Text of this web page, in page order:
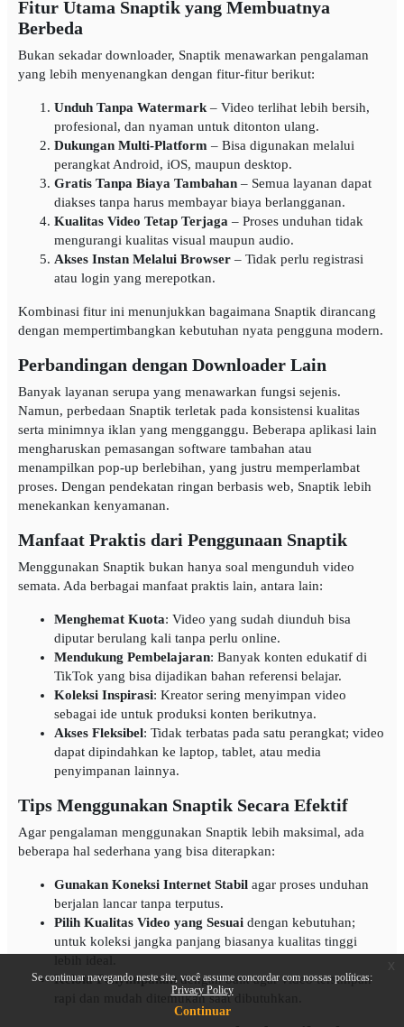
Se continuar navegando neste site, você assume concordar com nossas políticas:
Privacy Policy
Continuar
Fitur Utama Snaptik yang Membuatnya
Berbeda
Bukan sekadar downloader, Snaptik menawarkan pengalaman
yang lebih menyenangkan dengan fitur-fitur berikut:
Unduh Tanpa Watermark – Video terlihat lebih bersih,
profesional, dan nyaman untuk ditonton ulang.
Dukungan Multi-Platform – Bisa digunakan melalui
perangkat Android, iOS, maupun desktop.
Gratis Tanpa Biaya Tambahan – Semua layanan dapat
diakses tanpa harus membayar biaya berlangganan.
Kualitas Video Tetap Terjaga – Proses unduhan tidak
mengurangi kualitas visual maupun audio.
Akses Instan Melalui Browser – Tidak perlu registrasi
atau login yang merepotkan.
Kombinasi fitur ini menunjukkan bagaimana Snaptik dirancang
dengan mempertimbangkan kebutuhan nyata pengguna modern.
Perbandingan dengan Downloader Lain
Banyak layanan serupa yang menawarkan fungsi sejenis.
Namun, perbedaan Snaptik terletak pada konsistensi kualitas
serta minimnya iklan yang mengganggu. Beberapa aplikasi lain
mengharuskan pemasangan software tambahan atau
menampilkan pop-up berlebihan, yang justru memperlambat
proses. Dengan pendekatan ringan berbasis web, Snaptik lebih
menekankan kenyamanan.
Manfaat Praktis dari Penggunaan Snaptik
Menggunakan Snaptik bukan hanya soal mengunduh video
semata. Ada berbagai manfaat praktis lain, antara lain:
Menghemat Kuota: Video yang sudah diunduh bisa
diputar berulang kali tanpa perlu online.
Mendukung Pembelajaran: Banyak konten edukatif di
TikTok yang bisa dijadikan bahan referensi belajar.
Koleksi Inspirasi: Kreator sering menyimpan video
sebagai ide untuk produksi konten berikutnya.
Akses Fleksibel: Tidak terbatas pada satu perangkat; video
dapat dipindahkan ke laptop, tablet, atau media
penyimpanan lainnya.
Tips Menggunakan Snaptik Secara Efektif
Agar pengalaman menggunakan Snaptik lebih maksimal, ada
beberapa hal sederhana yang bisa diterapkan:
Gunakan Koneksi Internet Stabil agar proses unduhan
berjalan lancar tanpa terputus.
Pilih Kualitas Video yang Sesuai dengan kebutuhan;
untuk koleksi jangka panjang biasanya kualitas tinggi
Kelola Penyimpanandengan baik agar video tersimpan
rapi dan mudah ditemukan saat dibutuhkan.